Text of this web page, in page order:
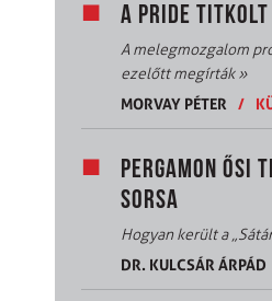
A PRIDE TITKOLT
A melegmozgalom
ezelőtt megírták»
MORVAY PÉTER
/
PERGAMON ŐSI
SORSA
Hogyan került a
DR. KULCSÁR ÁRPÁD